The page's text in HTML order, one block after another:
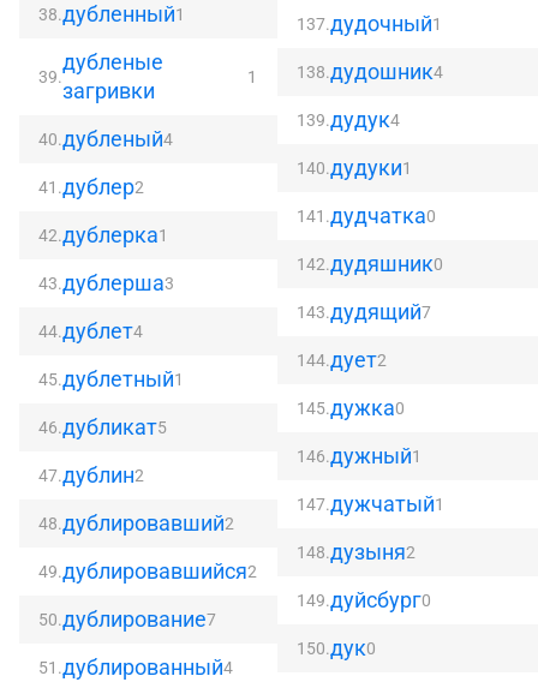
38.дубленный1
39.
дубленые
загривки
1
40.дубленый4
41.дублер2
42.дублерка1
43.дублерша3
44.дублет4
45.дублетный1
46.дубликат5
47.дублин2
48.дублировавший2
49.дублировавшийся2
50.дублирование7
51.дублированный4
137.дудочный1
138.дудошник4
139.дудук4
140.дудуки1
141.дудчатка0
142.дудяшник0
143.дудящий7
144.дует2
145.дужка0
146.дужный1
147.дужчатый1
148.дузыня2
149.дуйсбург0
150.дук0